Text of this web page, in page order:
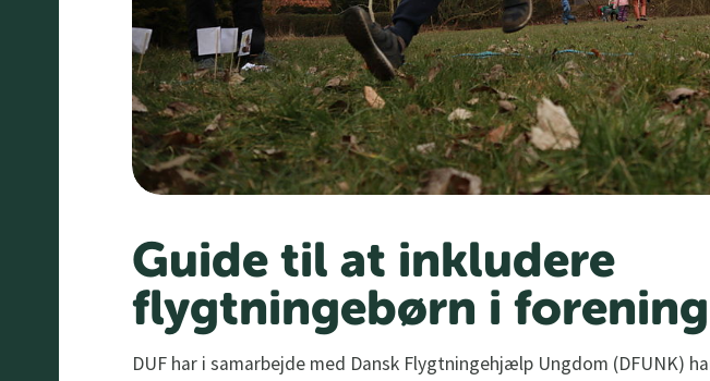
Guide til at inkludere
flygtningebørn i
DUF har i samarbejde med Dansk Flygtningehjælp Ungdom (DFUNK)